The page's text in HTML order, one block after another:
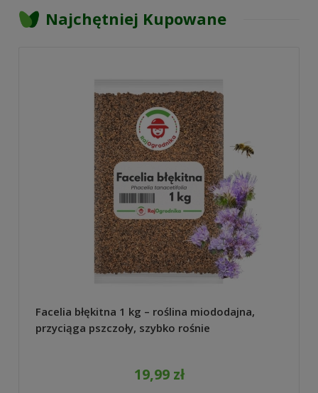
Najchętniej Kupowane
Facelia błękitna 1 kg – roślina miododajna,
przyciąga pszczoły, szybko rośnie
19,99 zł